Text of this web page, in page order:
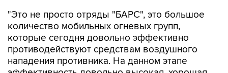
"Это не просто отряды "БАРС", это большое
количество мобильных огневых групп,
которые сегодня довольно эффективно
противодействуют средствам воздушного
нападения противника. На данном этапе